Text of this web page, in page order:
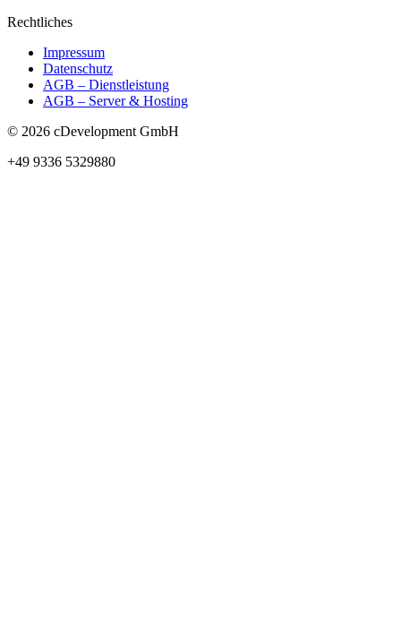
Rechtliches
Impressum
Datenschutz
AGB – Dienstleistung
AGB – Server & Hosting
© 2026 cDevelopment GmbH
+49 9336 5329880